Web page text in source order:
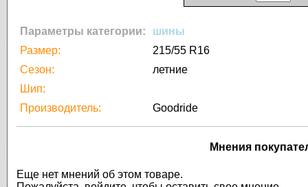
Параметры категории:
шины
Размер:
215/55 R16
Сезон:
летние
Шип:
Производитель:
Goodride
Мнения
Еще нет мнений об этом товаре.